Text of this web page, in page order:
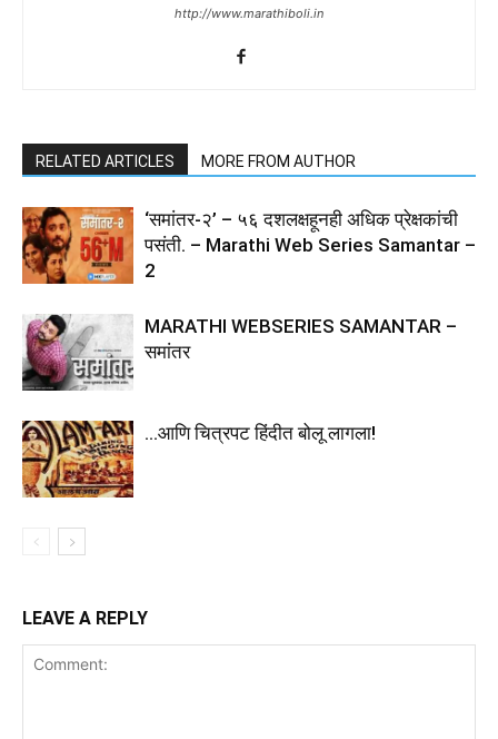
http://www.marathiboli.in
RELATED ARTICLES MORE FROM AUTHOR
‘समांतर-२’ – ५६ दशलक्षहूनही अधिक प्रेक्षकांची
पसंती. – Marathi Web Series Samantar –
2
MARATHI WEBSERIES SAMANTAR –
समांतर
…आणि चित्रपट हिंदीत बोलू लागला!
LEAVE A REPLY